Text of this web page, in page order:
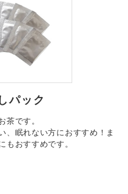
パック
茶です。
、眠れない方におすすめ！ま
もおすすめです。